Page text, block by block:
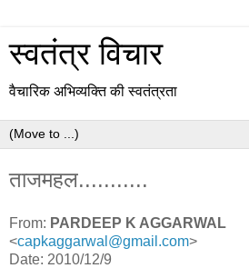
स्वतंत्र विचार
वैचारिक अभिव्यक्ति की स्वतंत्रता
ताजमहल...........
From: PARDEEP K AGGARWAL
<capkaggarwal@gmail.com>
Date: 2010/12/9